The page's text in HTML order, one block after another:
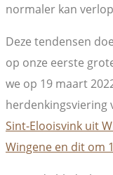
normaler kan
Deze tendensen
op onze eerste
we op 19 maart
herdenkingsviering
Sint-Elooisvink uit
Wingene en dit om